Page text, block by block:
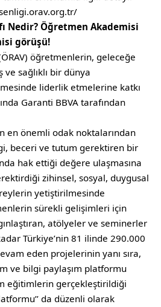
Nedir? Öğretmen Akademisi
görüşü!
öğretmenlerin, geleceğe
sağlıklı bir dünya
liderlik etmelerine katkı
Garanti BBVA tarafından
en önemli odak noktalarından
beceri ve tutum gerektiren bir
hak ettiği değere ulaşmasına
zihinsel, sosyal, duygusal
yetiştirilmesinde
sürekli gelişimleri için
atölyeler ve seminerler
Türkiye’nin 81 ilinde 290.000
eden projelerinin yanı sıra,
ve bilgi paylaşım platformu
eğitimlerin gerçekleştirildiği
da düzenli olarak